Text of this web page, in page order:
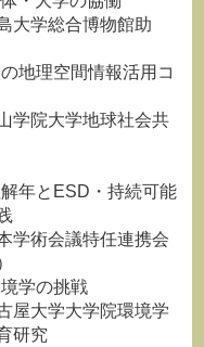
総合博物館助
地理空間情報活用コ
大学地球社会共
年とESD・持続可能
術会議特任連携会
学の挑戦
学大学院環境学
研究